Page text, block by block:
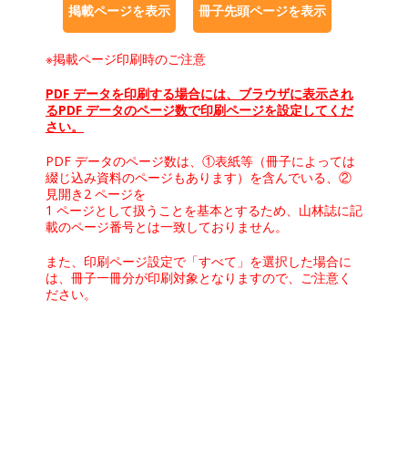
※掲載ページ印刷時のご注意
PDF データを印刷する場合には、ブラウザに表示され
るPDF データのページ数で印刷ページを設定してくだ
さい。
PDF データのページ数は、①表紙等（冊子によっては
綴じ込み資料のページもあります）を含んでいる、②
見開き2 ページを
1 ページとして扱うことを基本とするため、山林誌に記
載のページ番号とは一致しておりません。
また、印刷ページ設定で「すべて」を選択した場合に
は、冊子一冊分が印刷対象となりますので、ご注意く
ださい。